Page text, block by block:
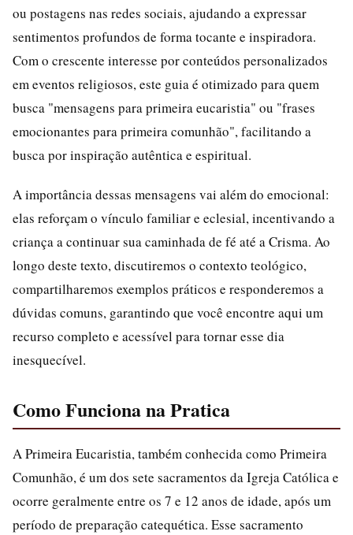
ou postagens nas redes sociais, ajudando a expressar
sentimentos profundos de forma tocante e inspiradora.
Com o crescente interesse por conteúdos personalizados
em eventos religiosos, este guia é otimizado para quem
busca "mensagens para primeira eucaristia" ou "frases
emocionantes para primeira comunhão", facilitando a
busca por inspiração autêntica e espiritual.
A importância dessas mensagens vai além do emocional:
elas reforçam o vínculo familiar e eclesial, incentivando a
criança a continuar sua caminhada de fé até a Crisma. Ao
longo deste texto, discutiremos o contexto teológico,
compartilharemos exemplos práticos e responderemos a
dúvidas comuns, garantindo que você encontre aqui um
recurso completo e acessível para tornar esse dia
inesquecível.
Como Funciona na Pratica
A Primeira Eucaristia, também conhecida como Primeira
Comunhão, é um dos sete sacramentos da Igreja Católica e
ocorre geralmente entre os 7 e 12 anos de idade, após um
período de preparação catequética. Esse sacramento